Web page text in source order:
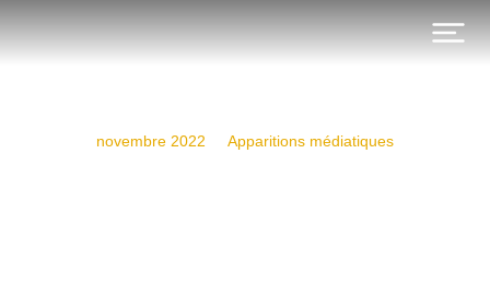
novembre 2022 Apparitions médiatiques